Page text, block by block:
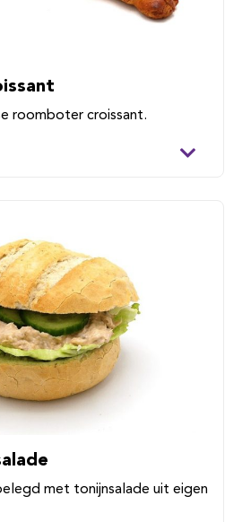
roomboter croissant.
met tonijnsalade uit eigen